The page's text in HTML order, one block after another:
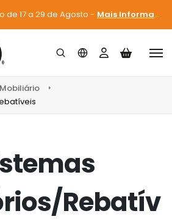
de 17 a 29 de Agosto - Mais Informações
Mobiliário
Rebatív